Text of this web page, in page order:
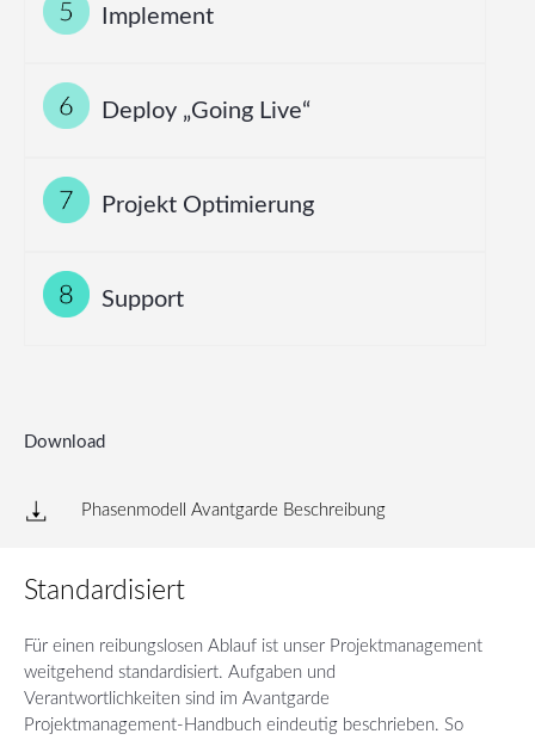
Implement
Deploy „Going Live“
Projekt Optimierung
Support
Download
Phasenmodell Avantgarde Beschreibung
Standardisiert
Für einen reibungslosen Ablauf ist unser Projektmanagement
weitgehend standardisiert. Aufgaben und
Verantwortlichkeiten sind im Avantgarde
Projektmanagement-Handbuch eindeutig beschrieben. So